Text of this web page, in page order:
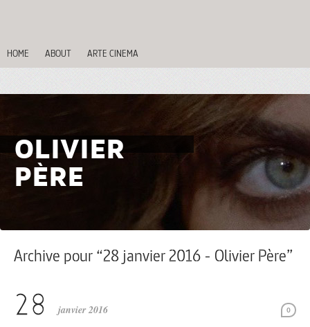
HOME ABOUT ARTE CINEMA
OLIVIER
PÈRE
Archive pour “28 janvier 2016 - Olivier Père”
0
janvier 2016